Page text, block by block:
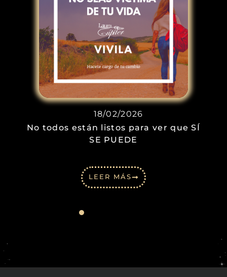
18/02/2026
No todos están listos para ver que SÍ
SE PUEDE
LEER MÁS